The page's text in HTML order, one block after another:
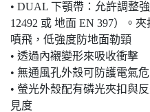
• DUAL 下顎帶：允許調整
12492 或 地面 EN 397）。
噴飛，低強度防地面勒頸
• 透過內襯變形來吸收衝擊
• 無通風孔外殼可防護電氣
• 螢光外殼配有磷光夾扣與
見度